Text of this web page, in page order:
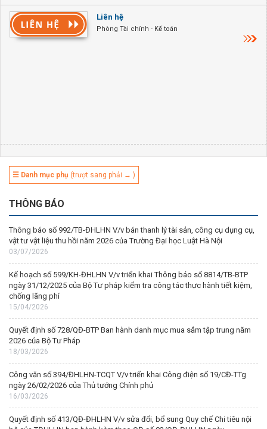
Quyết định số 845/QĐ-ĐHLHN V/v thành lập Ban chỉ đạo PCCC và CNCH
tại trụ sở chính Trường Đại học Luật Hà Nội
Liên hệ
Phòng Tài chính - Kế toán
☰ Danh mục phụ (trượt sang phải → )
THÔNG BÁO
Thông báo số 992/TB-ĐHLHN V/v bán thanh lý tài sản, công cụ dụng cụ,
vật tư vật liệu thu hồi năm 2026 của Trường Đại học Luật Hà Nội
03/07/2026
Kế hoạch số 599/KH-ĐHLHN V/v triển khai Thông báo số 8814/TB-BTP
ngày 31/12/2025 của Bộ Tư pháp kiểm tra công tác thực hành tiết kiệm,
chống lãng phí
15/04/2026
Quyết định số 728/QĐ-BTP Ban hành danh mục mua sắm tập trung năm
2026 của Bộ Tư Pháp
18/03/2026
Công văn số 394/ĐHLHN-TCQT V/v triển khai Công điện số 19/CĐ-TTg
ngày 26/02/2026 của Thủ tướng Chính phủ
16/03/2026
Quyết định số 413/QĐ-ĐHLHN V/v sửa đổi, bổ sung Quy chế Chi tiêu nội